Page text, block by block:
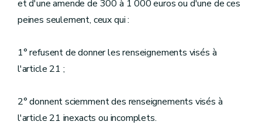
et d'une amende de 300 à 1 000 euros ou d'une de ces
peines seulement, ceux qui :
1° refusent de donner les renseignements visés à
l'article 21 ;
2° donnent sciemment des renseignements visés à
l'article 21 inexacts ou incomplets.